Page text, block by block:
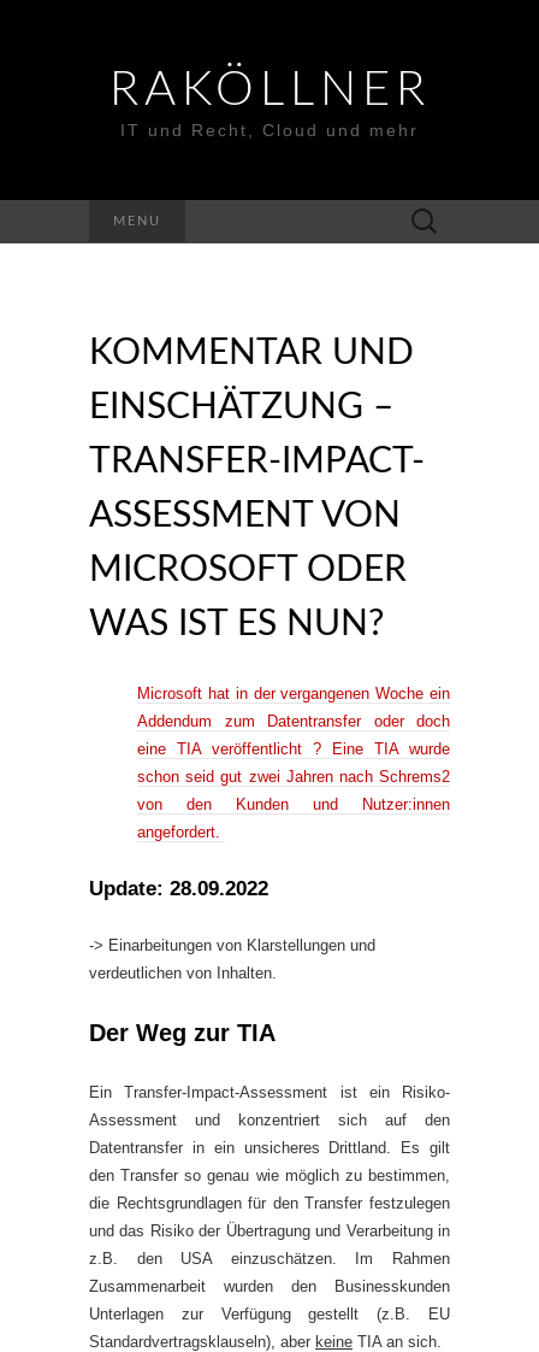
RAKÖLLNER
IT und Recht, Cloud und mehr
MENU
Suchen
nach:
KOMMENTAR UND
EINSCHÄTZUNG –
TRANSFER-IMPACT-
ASSESSMENT VON
MICROSOFT ODER
WAS IST ES NUN?
Microsoft hat in der vergangenen Woche ein
Addendum zum Datentransfer oder doch
eine TIA veröffentlicht ? Eine TIA wurde
schon seid gut zwei Jahren nach Schrems2
von den Kunden und Nutzer:innen
angefordert.
Update: 28.09.2022
-> Einarbeitungen von Klarstellungen und
verdeutlichen von Inhalten.
Der Weg zur TIA
Ein Transfer-Impact-Assessment ist ein Risiko-
Assessment und konzentriert sich auf den
Datentransfer in ein unsicheres Drittland. Es gilt
den Transfer so genau wie möglich zu bestimmen,
die Rechtsgrundlagen für den Transfer festzulegen
und das Risiko der Übertragung und Verarbeitung in
z.B. den USA einzuschätzen. Im Rahmen
Zusammenarbeit wurden den Businesskunden
Unterlagen zur Verfügung gestellt (z.B. EU
Standardvertragsklauseln), aber keine TIA an sich.